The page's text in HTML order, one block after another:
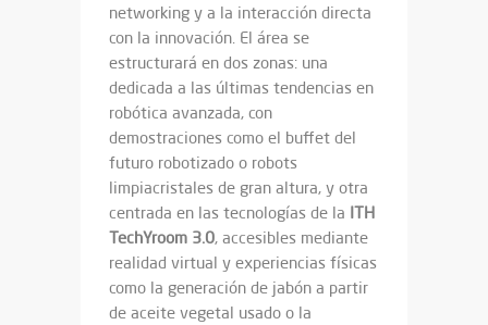
networking y a la interacción directa
con la innovación. El área se
estructurará en dos zonas: una
dedicada a las últimas tendencias en
robótica avanzada, con
demostraciones como el buffet del
futuro robotizado o robots
limpiacristales de gran altura, y otra
centrada en las tecnologías de la ITH
TechYroom 3.0, accesibles mediante
realidad virtual y experiencias físicas
como la generación de jabón a partir
de aceite vegetal usado o la